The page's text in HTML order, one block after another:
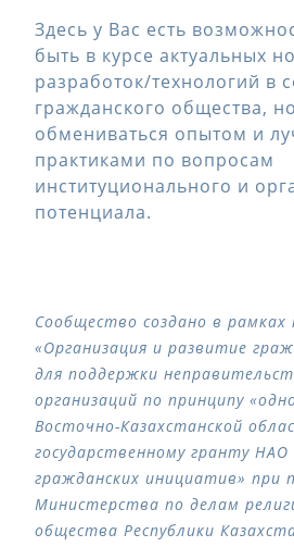
Здесь у Вас есть
быть в курсе актуальных
разработок/технологий в
гражданского общества,
обмениваться опытом и
практиками по вопросам
институционального и
потенциала.
Сообщество создано в рамках
«Организация и развитие
для поддержки
организаций по принципу
Восточно-Казахстанской
государственному гранту
гражданских инициатив» при
Министерства по делам
общества Республики